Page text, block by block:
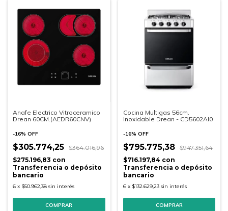
Anafe Electrico Vitroceramico
Drean 60CM.(AEDR60CNV)
-16% OFF
$305.774,25 $364.016,96
$275.196,83 con
Transferencia o depósito
bancario
6 x $50.962,38 sin interés
Cocina Multigas 56cm.
Inoxidable Drean - CD5602AI0
-16% OFF
$795.775,38 $947.351,64
$716.197,84 con
Transferencia o depósito
bancario
6 x $132.629,23 sin interés